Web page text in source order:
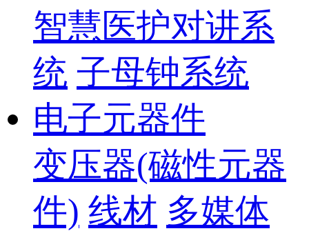
智慧医护对讲系
统 子母钟系统
电子元器件
变压器(磁性元器
件) 线材 多媒体